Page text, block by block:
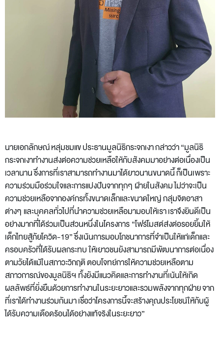
นายเอกลักษณ์ หลุ่มชมแข ประธานมูลนิธิกระจกเงากล่าวว่า “มูลนิธิ
กระจกเงาทำงานส่งต่อความช่วยเหลือให้กับสังคมมาอย่างต่อเนื่องเป็น
เวลานาน ซึ่งการที่เราสามารถทำงานมาได้ยาวนานขนาดนี้ ก็เป็นเพราะ
ความร่วมมือร่วมใจและการแบ่งปันจากทุกๆ ฝ่ายในสังคม ไม่ว่าจะเป็น
ความช่วยเหลือจากองค์กรทั้งขนาดเล็กและขนาดใหญ่ กลุ่มจิตอาสา
ต่างๆ และบุคคลทั่วไปที่นำความช่วยเหลือมามอบให้เรา เราจึงยินดีเป็น
อย่างมากที่ได้ร่วมเป็นส่วนหนึ่งในโครงการ “โฟร์โมสต์ส่งต่อรอยยิ้มให้
เด็กไทยสู้ภัยโควิด-19” ซึ่งเน้นการมอบโภชนาการที่จำเป็นให้แก่เด็กและ
ครอบครัวที่ได้รับผลกระทบ ให้เยาวชนยังสามารถมีพัฒนาการต่อเนื่อง
ตามวัยได้แม้ในสภาวะวิกฤติ ตอบโจทย์การให้ความช่วยเหลือตาม
สภาวการณ์ของมูลนิธิฯ ทั้งยังมีแนวคิดและการทำงานที่เน้นให้เกิด
ผลลัพธ์ที่ยั่งยืนด้วยการทำงานในระยะยาวและรวมพลังจากทุกฝ่าย จาก
ที่เราได้ทำงานร่วมกันมา เชื่อว่าโครงการนี้จะสร้างคุณประโยชน์ให้กับผู้
ได้รับความเดือดร้อนได้อย่างแท้จริงในระยะยาว”